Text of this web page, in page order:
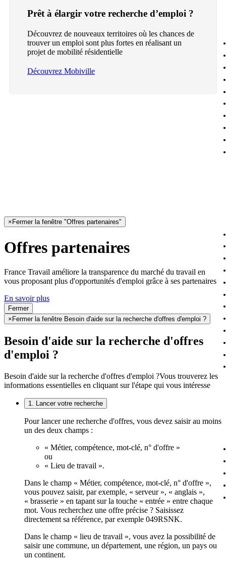
Prêt à élargir votre recherche d’emploi ?
Découvrez de nouveaux territoires où les chances de
trouver un emploi sont plus fortes en réalisant un
projet de mobilité résidentielle
Découvrez Mobiville
× Fermer la fenêtre "Offres partenaires"
Offres partenaires
France Travail améliore la transparence du marché du travail en
vous proposant plus d'opportunités d'emploi grâce à ses partenaires
En savoir plus
Fermer
× Fermer la fenêtre Besoin d'aide sur la recherche d'offres d'emploi ?
Besoin d'aide sur la recherche d'offres
d'emploi ?
Besoin d'aide sur la recherche d'offres d'emploi ?Vous trouverez les
informations essentielles en cliquant sur l'étape qui vous intéresse
1. Lancer votre recherche
Pour lancer une recherche d'offres, vous devez saisir au moins
un des deux champs :
« Métier, compétence, mot-clé, n° d'offre »
ou
« Lieu de travail ».
Dans le champ « Métier, compétence, mot-clé, n° d'offre »,
vous pouvez saisir, par exemple, « serveur », « anglais »,
« brasserie » en tapant sur la touche « entrée » entre chaque
mot. Vous recherchez une offre précise ? Saisissez
directement sa référence, par exemple 049RSNK.
Dans le champ « lieu de travail », vous avez la possibilité de
saisir une commune, un département, une région, un pays ou
un continent.